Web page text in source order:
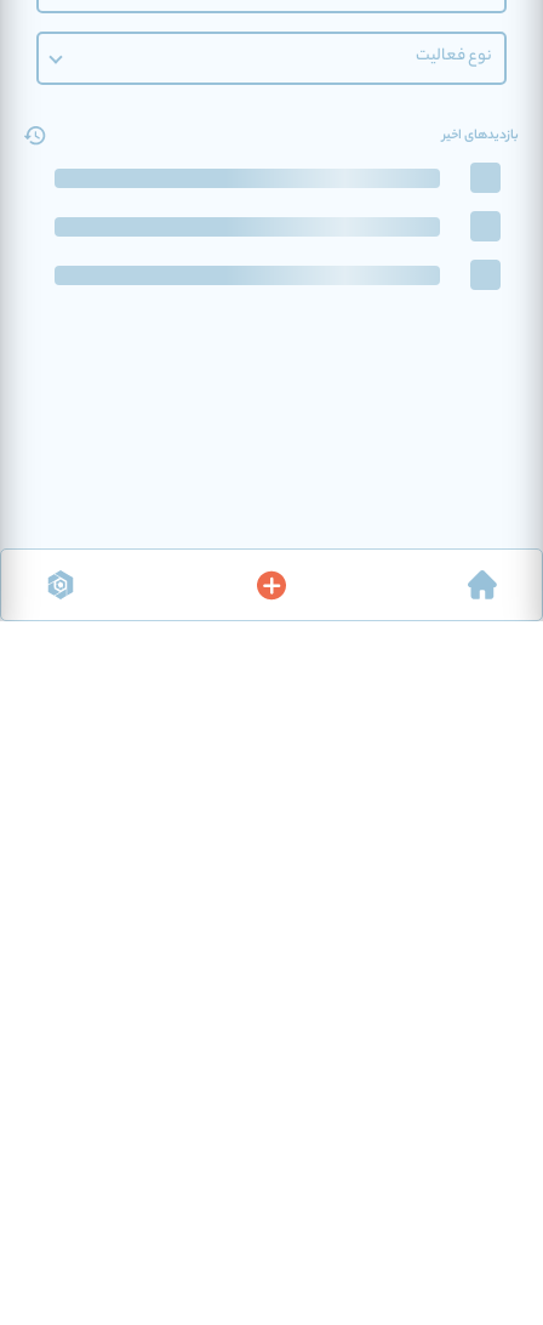
نوع فعالیت
بازدیدهای اخیر